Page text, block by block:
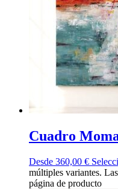
Cuadro
Desde 360,00 €
múltiples variantes.
página de producto